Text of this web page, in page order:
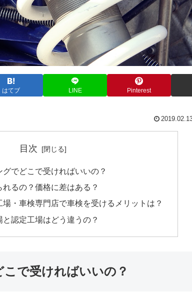
はてブ LINE Pinterest
目次
でどこで受ければいいの？
るの？価格に差はある？
・車検専門店で車検を受けるメリットは？
認定工場はどう違うの？
で受ければいいの？